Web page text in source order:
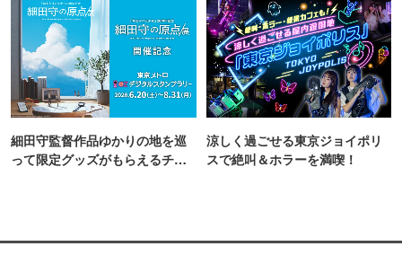
細田守監督作品ゆかりの地を巡
って限定グッズがもらえるチャ
涼しく過ごせる東京ジョイポリ
スで絶叫＆ホラーを満喫！